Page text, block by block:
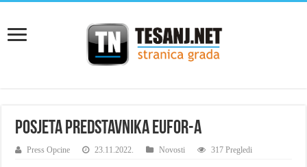
Posjeta predstavnika EUFOR-a
Press Opcine 23.11.2022. Novosti 317 Pregledi